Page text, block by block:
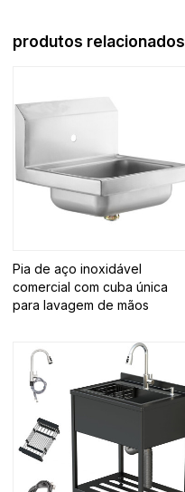
produtos relacionados
Pia de aço inoxidável
comercial com cuba única
para lavagem de mãos